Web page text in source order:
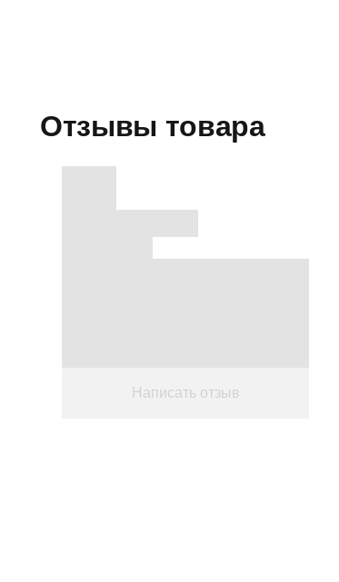
Отзывы товара
Написать отзыв